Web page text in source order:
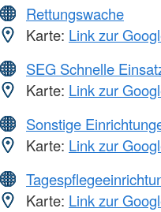
Rettungswache
Karte: Link zur
SEG Schnelle
Karte: Link zur
Sonstige
Karte: Link zur
Karte: Link zur